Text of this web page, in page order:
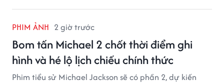
PHIM ẢNH 2 giờ trước
Bom tấn Michael 2 chốt thời điểm ghi
hình và hé lộ lịch chiếu chính thức
Phim tiểu sử Michael Jackson sẽ có phần 2, dự kiến